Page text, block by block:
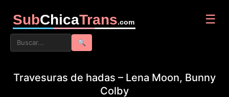
SubChicaTrans.com ☰
🔍
Travesuras de hadas – Lena Moon, Bunny
Colby